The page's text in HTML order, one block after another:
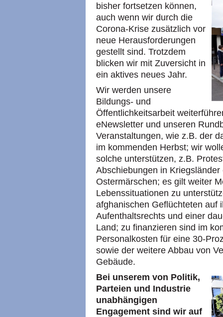
bisher fortsetzen können,
auch wenn wir durch die
Corona-Krise zusätzlich vor
neue Herausforderungen
gestellt sind. Trotzdem
blicken wir mit Zuversicht in
ein aktives neues Jahr.
Wir werden unsere
Bildungs- und
Öffentlichkeitsarbeit
eNewsletter und unseren
Veranstaltungen, wie z.B. der
im kommenden Herbst; wir
solche unterstützen, z.B.
Abschiebungen in
Ostermärschen; es gilt weiter
Lebenssituationen zu
afghanischen Geflüchteten auf
Aufenthaltsrechts und einer
Land; zu finanzieren sind im
Personalkosten für eine 30-
sowie der weitere Abbau von
Gebäude.
Bei unserem von Politik,
Parteien und Industrie
unabhängigen
Engagement sind wir auf